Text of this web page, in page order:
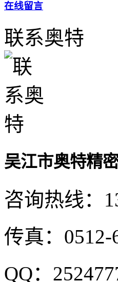
在线留言
联系奥特
吴江市奥特精
咨询热线：
传真： 0512-
QQ：